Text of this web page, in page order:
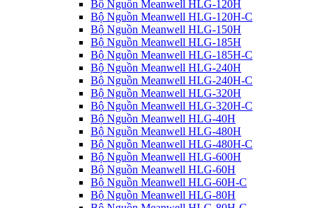
Bộ Nguồn Meanwell HLG-120H
Bộ Nguồn Meanwell HLG-120H-C
Bộ Nguồn Meanwell HLG-150H
Bộ Nguồn Meanwell HLG-185H
Bộ Nguồn Meanwell HLG-185H-C
Bộ Nguồn Meanwell HLG-240H
Bộ Nguồn Meanwell HLG-240H-C
Bộ Nguồn Meanwell HLG-320H
Bộ Nguồn Meanwell HLG-320H-C
Bộ Nguồn Meanwell HLG-40H
Bộ Nguồn Meanwell HLG-480H
Bộ Nguồn Meanwell HLG-480H-C
Bộ Nguồn Meanwell HLG-600H
Bộ Nguồn Meanwell HLG-60H
Bộ Nguồn Meanwell HLG-60H-C
Bộ Nguồn Meanwell HLG-80H